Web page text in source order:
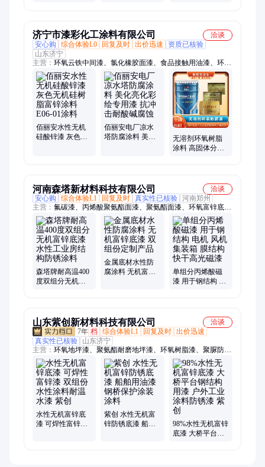
济宁市漆彩化工涂料有限公司
洽谈
安心购
综合体验L0 回复及时 出价迅速
资质已核验
山东济宁
主营： 环氧云铁中间漆、氯化橡胶面漆、食品接触用油漆、环氧
富锌底漆、聚氨酯涂料、无溶剂环氧涂料、耐酸涂料、隔热涂
料、耐高温涂料、饮用水涂料、泡菜池涂料、钢结构涂料、除尘
器涂料、烟道涂料、污水池涂料、聚硅氧烷涂料、机械设备涂
料、耐沸水油漆、耐海水油漆、氟碳漆、船舶油漆、醇酸漆
佰丽安水性无机
硅酸锌漆 灰色无
佰丽安电厂凉水
塔防腐涂料 美化
无溶剂环氧树脂
涂料 高固体分环
河南森塔新材料科技有限公司
洽谈
安心购
综合体验L1 回复及时 真实性已核验 河南郑州
主营： 氟碳漆、丙烯酸聚氨酯面漆、聚氨酯面漆、环氧富锌底
漆、919防腐涂料、OM烟囱防腐涂料、丙烯酸快干磁漆、环氧云
铁中间漆、氯化橡胶面漆、环氧封闭底漆、环氧防锈底漆、环氧
锌黄底漆、醇酸防锈漆、环氧地坪漆、环氧玻璃鳞片、铁红防锈
漆、钢结构专用漆、彩钢瓦专用漆、机械设备专用漆、丙烯酸磁
漆、外墙漆、环氧树脂底漆、外墙氟碳漆、高氯化聚乙烯防腐
漆、醇酸调和漆
森塔牌耐高温400
度双组分无机富
金属底材水性防
腐涂料 无机富锌
单组分丙烯酸磁
漆 用于钢结构 电
山东紫创新材料科技有限公司
洽谈
7年 档 综合体验L1 回复及时 出价迅速
真实性已核验
山东济宁
主营： 环氧地坪漆、聚氨酯耐磨地坪漆、环氧树脂漆、聚脲防腐
涂料、环氧富锌底漆、重防腐涂料、无机富锌底漆、耐高温漆、
氟碳漆、有机硅高温漆、环氧防腐漆、钛纳米防腐漆、漆酚酞树
脂漆、聚氨酯防腐漆、氯磺化聚乙烯防腐漆、环氧耐酸碱漆、环
氧煤沥青防腐漆、环氧防锈漆、环氧云铁中间漆、无溶剂环氧防
腐漆、石墨烯防腐漆、耐酸碱地坪漆、丙烯酸聚氨酯面漆、聚氨
酯防腐面漆
水性无机富锌底
漆 可焊性富锌漆
紫创 水性无机富
锌防锈底漆 船舶
98%水性无机富锌
底漆 大桥平台钢